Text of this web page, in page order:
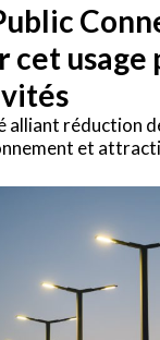
cet usage
alliant réduction
et